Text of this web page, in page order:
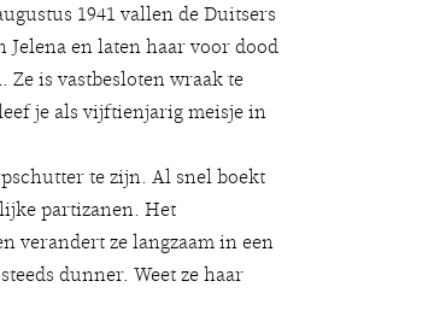
1941 vallen de Duitsers
en laten haar voor dood
Ze is vastbesloten wraak te
je als vijftienjarig meisje in
te zijn. Al snel boekt
partizanen. Het
verandert ze langzaam in een
dunner. Weet ze haar